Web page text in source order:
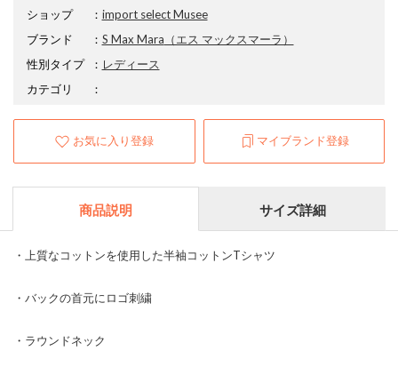
ショップ ： import select Musee
ブランド
： S Max Mara （エス マックスマーラ）
性別タイプ
： レディース
カテゴリ
：
お気に入り登録 マイブランド登録
商品説明 サイズ詳細
・上質なコットンを使用した半袖コットンTシャツ
・バックの首元にロゴ刺繍
・ラウンドネック